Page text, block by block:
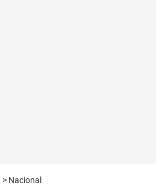
> Nacional